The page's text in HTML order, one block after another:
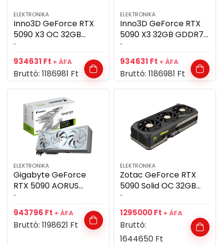
ELEKTRONIKA
Inno3D GeForce RTX
5090 X3 OC 32GB
GDDR7 512bit
videókártya
-
934631 Ft + ÁFA
Bruttó:1186981 Ft
ELEKTRONIKA
Inno3D GeForce RTX
5090 X3 32GB GDDR7
512bit videókártya
-
934631 Ft + ÁFA
Bruttó:1186981 Ft
ELEKTRONIKA
Gigabyte GeForce
RTX 5090 AORUS
MASTER ICE 32GB
GDDR7 512bit
videókártya
-
943796 Ft + ÁFA
Bruttó:1198621 Ft
ELEKTRONIKA
Zotac GeForce RTX
5090 Solid OC 32GB
GDDR7 512bit
videókártya
-
1295000Ft + ÁFA
Bruttó:
1644650 Ft